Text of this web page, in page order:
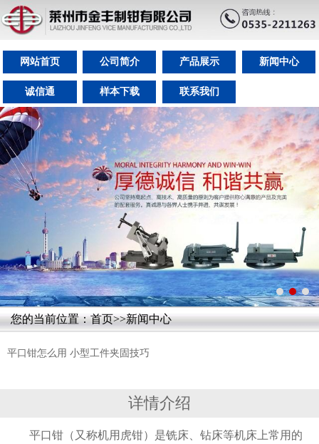
网站首页 公司简介 产品展示 新闻中心
诚信通 样本下载 联系我们
您的当前位置：首页>>新闻中心
平口钳怎么用 小型工件夹固技巧
详情介绍
平口钳（又称机用虎钳）是铣床、钻床等机床上常用的